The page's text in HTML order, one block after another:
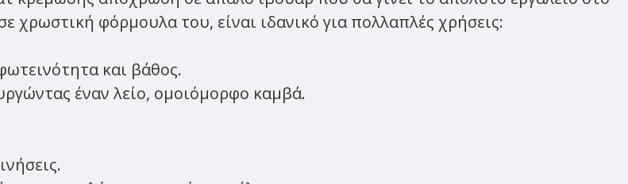
χρωστική φόρμουλα του, είναι ιδανικό για πολλαπλές χρήσεις:
και βάθος.
έναν λείο, ομοιόμορφο καμβά.